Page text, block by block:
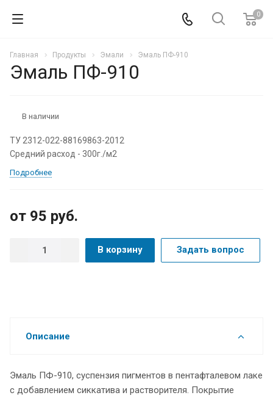
0
Главная Продукты Эмали Эмаль ПФ-910
Эмаль ПФ-910
В наличии
ТУ 2312-022-88169863-2012
Средний расход - 300г./м2
Подробнее
от 95 руб.
В корзину Задать вопрос
Описание
Эмаль ПФ-910, суспензия пигментов в пентафталевом лаке
с добавлением сиккатива и растворителя. Покрытие